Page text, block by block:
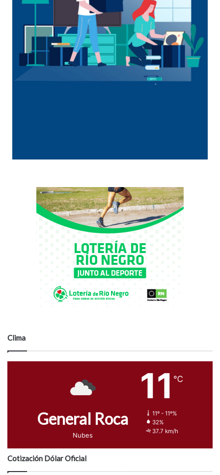
Clima
General Roca
Nubes
11 ℃
11º - 11º%
32%
37.7 km/h
Cotización Dólar Oficial